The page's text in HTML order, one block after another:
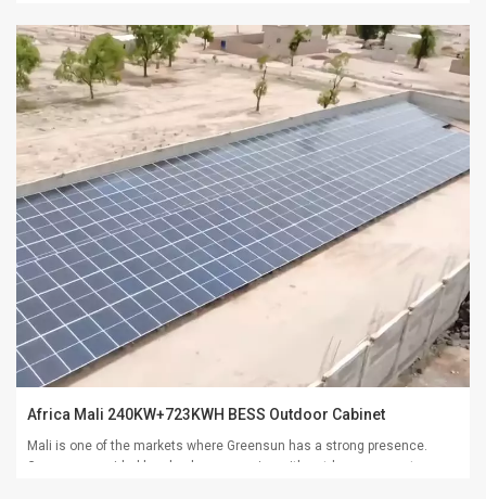
interested.
Africa Mali 240KW+723KWH BESS Outdoor Cabinet
Mali is one of the markets where Greensun has a strong presence.
Greensun provided local solar companies with outdoor energy storage